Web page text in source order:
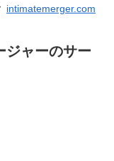
intimatemerger.com
ジャーのサー